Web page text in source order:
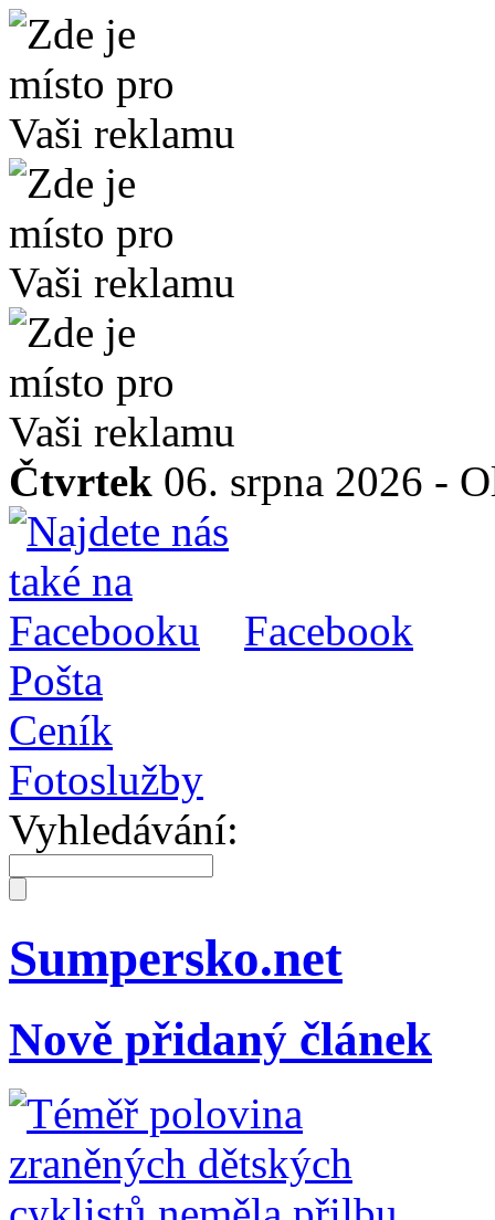
Čtvrtek 06. srpna 2026 -
Facebook
Pošta
Ceník
Fotoslužby
Vyhledávání:
Sumpersko.net
Nově přidaný článek